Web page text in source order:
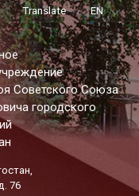
Translate EN
Советского Союза
городского
76